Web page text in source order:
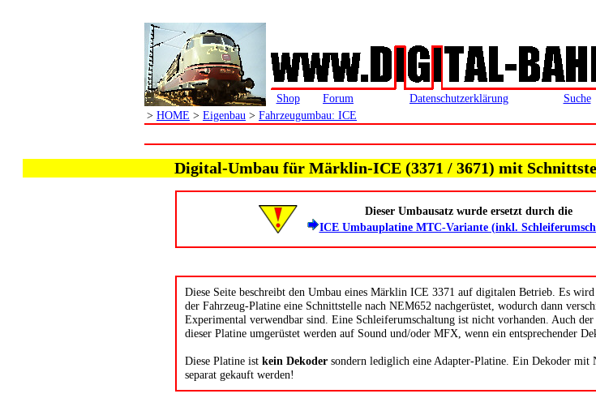
Shop Forum Datenschutzerklärung Suche
> HOME > Eigenbau > Fahrzeugumbau: ICE
Digital-Umbau für Märklin-ICE (3371 / 3671) mit
Dieser Umbausatz wurde ersetzt durch die
ICE Umbauplatine MTC-Variante (inkl.
Diese Seite beschreibt den Umbau eines Märklin ICE 3371 auf digitalen Betrieb. Es
der Fahrzeug-Platine eine Schnittstelle nach NEM652 nachgerüstet, wodurch dann
Experimental verwendbar sind. Eine Schleiferumschaltung ist nicht vorhanden. Auch
dieser Platine umgerüstet werden auf Sound und/oder MFX, wenn ein entsprechender
Diese Platine ist kein Dekoder sondern lediglich eine Adapter-Platine. Ein Dekoder mit
separat gekauft werden!